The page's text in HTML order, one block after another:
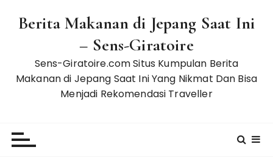
Berita Makanan di Jepang Saat Ini
– Sens-Giratoire
Sens-Giratoire.com Situs Kumpulan Berita
Makanan di Jepang Saat Ini Yang Nikmat Dan Bisa
Menjadi Rekomendasi Traveller